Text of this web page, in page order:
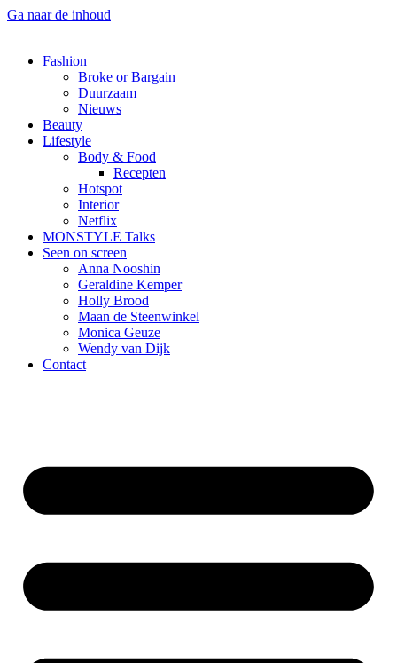
Ga naar de inhoud
Fashion
Broke or Bargain
Duurzaam
Nieuws
Beauty
Lifestyle
Body & Food
Recepten
Hotspot
Interior
Netflix
MONSTYLE Talks
Seen on screen
Anna Nooshin
Geraldine Kemper
Holly Brood
Maan de Steenwinkel
Monica Geuze
Wendy van Dijk
Contact